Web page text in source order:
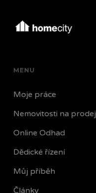
MENU
Moje práce
Nemovitosti na prodej
Online Odhad
Dědické řízení
Můj příběh
Články